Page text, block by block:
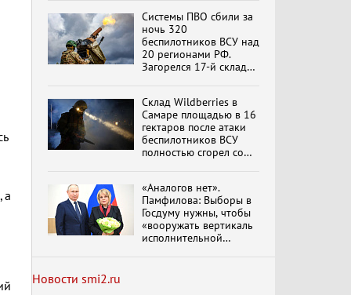
а
РОССИИ! Обращение
Г.А. Зюганова,
Председателя ЦК
КПРФ Руководителя
фракции КПРФ в
Государственной Думе
Документальный
террор"
Бить смелее!
В.Баранец, В.Дандыкин,
(06.08.2026)
Темы дня (07.08.2026) В
ГОСДУМЕ ПРОШЛО
Системы ПВО сбили за
ночь 320
беспилотников ВСУ над
20 регионами РФ.
Загорелся 17-й склад
года
обновлено
Склад Wildberries в
Самаре площадью в 16
гектаров после атаки
беспилотников ВСУ
полностью сгорел со
«Аналогов нет».
Памфилова: Выборы в
Госдуму нужны, чтобы
«вооружать вертикаль
исполнительной
Новости smi2.ru